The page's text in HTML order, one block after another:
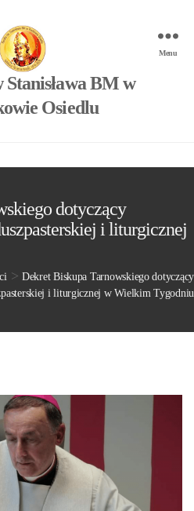
Stanisława BM w
Osiedlu
Menu
dotyczący
i liturgicznej
> Dekret Biskupa Tarnowskiego dotyczący
i liturgicznej w Wielkim Tygodniu